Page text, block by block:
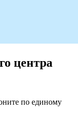
центра
по единому